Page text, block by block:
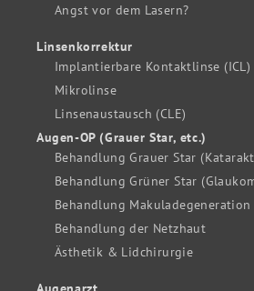
Angst vor dem Lasern?
Linsenkorrektur
Implantierbare Kontaktlinse (ICL)
Mikrolinse
Linsenaustausch (CLE)
Augen-OP (Grauer Star, etc.)
Behandlung Grauer Star
Behandlung Grüner Star
Behandlung Makuladegeneration
Behandlung der Netzhaut
Ästhetik & Lidchirurgie